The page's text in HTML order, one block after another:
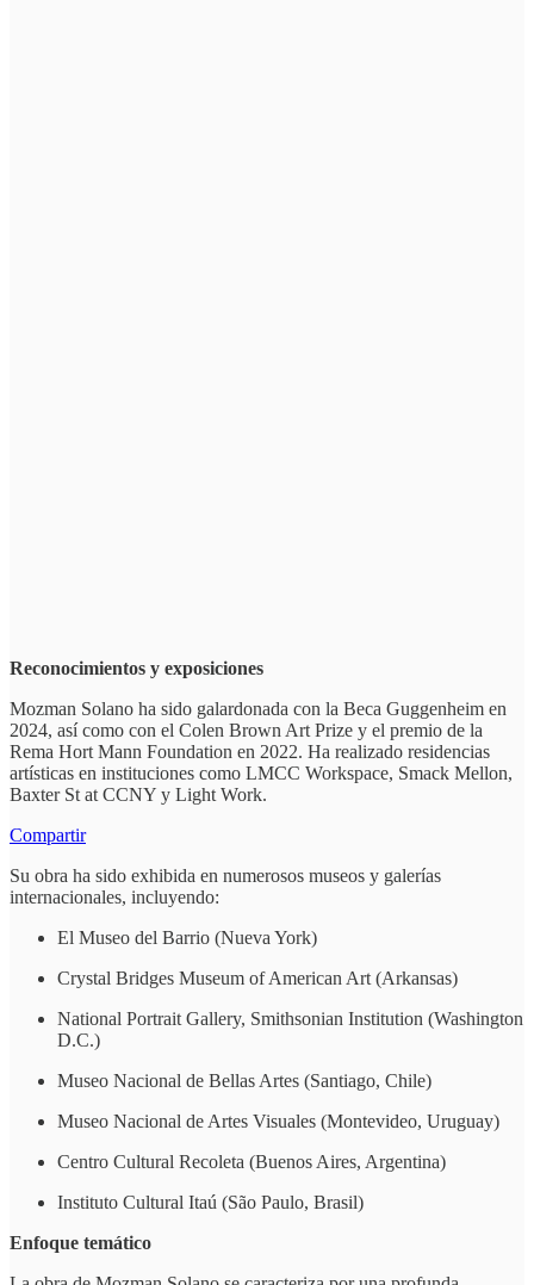
Reconocimientos y exposiciones
Mozman Solano ha sido galardonada con la Beca Guggenheim en
2024, así como con el Colen Brown Art Prize y el premio de la
Rema Hort Mann Foundation en 2022. Ha realizado residencias
artísticas en instituciones como LMCC Workspace, Smack Mellon,
Baxter St at CCNY y Light Work.
Compartir
Su obra ha sido exhibida en numerosos museos y galerías
internacionales, incluyendo:
El Museo del Barrio (Nueva York)
Crystal Bridges Museum of American Art (Arkansas)
National Portrait Gallery, Smithsonian Institution (Washington
D.C.)
Museo Nacional de Bellas Artes (Santiago, Chile)
Museo Nacional de Artes Visuales (Montevideo, Uruguay)
Centro Cultural Recoleta (Buenos Aires, Argentina)
Instituto Cultural Itaú (São Paulo, Brasil)
Enfoque temático